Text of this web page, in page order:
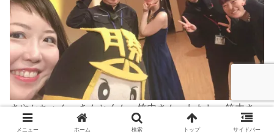
さやかちゃん、きんとくん、竹内さん、わたし、笠木さ
ん、前原さん
メニュー ホーム 検索 トップ サイドバー